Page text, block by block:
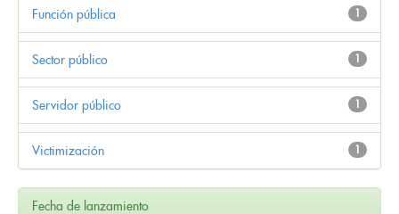
1
Función pública
1
Sector público
1
Servidor público
1
Victimización
Fecha de lanzamiento